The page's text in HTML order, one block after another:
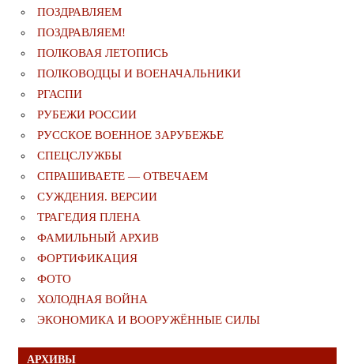
ПОЗДРАВЛЯЕМ
ПОЗДРАВЛЯЕМ!
ПОЛКОВАЯ ЛЕТОПИСЬ
ПОЛКОВОДЦЫ И ВОЕНАЧАЛЬНИКИ
РГАСПИ
РУБЕЖИ РОССИИ
РУССКОЕ ВОЕННОЕ ЗАРУБЕЖЬЕ
СПЕЦСЛУЖБЫ
СПРАШИВАЕТЕ — ОТВЕЧАЕМ
СУЖДЕНИЯ. ВЕРСИИ
ТРАГЕДИЯ ПЛЕНА
ФАМИЛЬНЫЙ АРХИВ
ФОРТИФИКАЦИЯ
ФОТО
ХОЛОДНАЯ ВОЙНА
ЭКОНОМИКА И ВООРУЖЁННЫЕ СИЛЫ
АРХИВЫ